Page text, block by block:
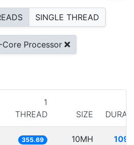
SINGLE THREAD
Processor
1
THREAD
SIZE
355.69 10MH